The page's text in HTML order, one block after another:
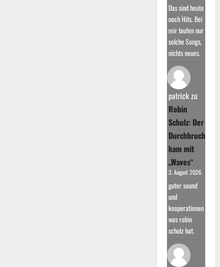
Das sind heute
noch Hits. Bei
mir laufen nur
solche Songs,
nichts neues.
patrickzu
Robin
Schulz: Der
Durchbruch
kam mit
„Waves“
3. August 2026
guter sound
und
kooperationen
was robin
schulz hat.